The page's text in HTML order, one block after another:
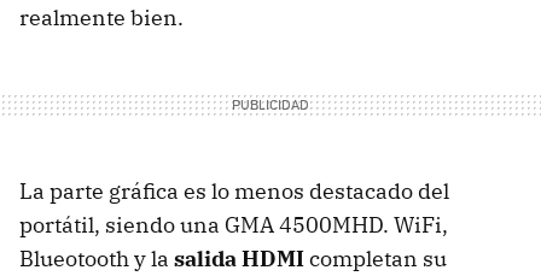
realmente bien.
La parte gráfica es lo menos destacado del
portátil, siendo una GMA 4500MHD. WiFi,
Blueotooth y la salida HDMIcompletan su